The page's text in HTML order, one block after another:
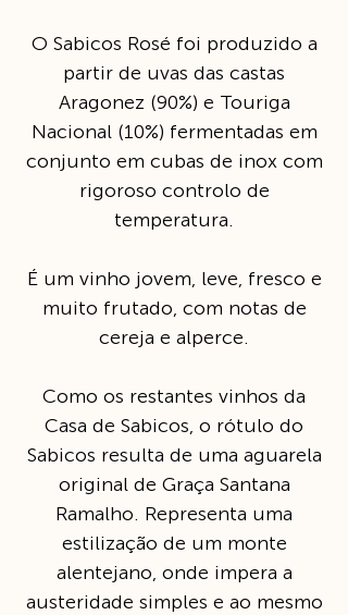
O Sabicos Rosé foi produzido a
partir de uvas das castas
Aragonez (90%) e Touriga
Nacional (10%) fermentadas em
conjunto em cubas de inox com
rigoroso controlo de
temperatura.
É um vinho jovem, leve, fresco e
muito frutado, com notas de
cereja e alperce.
Como os restantes vinhos da
Casa de Sabicos, o rótulo do
Sabicos resulta de uma aguarela
original de Graça Santana
Ramalho. Representa uma
estilização de um monte
alentejano, onde impera a
austeridade simples e ao mesmo